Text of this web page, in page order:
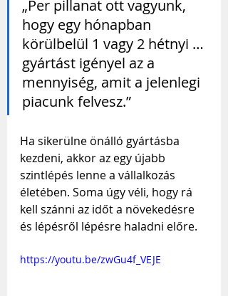
„Per pillanat ott vagyunk,
hogy egy hónapban
körülbelül 1 vagy 2 hétnyi …
gyártást igényel az a
mennyiség, amit a jelenlegi
piacunk felvesz.”
Ha sikerülne önálló gyártásba
kezdeni, akkor az egy újabb
szintlépés lenne a vállalkozás
életében. Soma úgy véli, hogy rá
kell szánni az időt a növekedésre
és lépésről lépésre haladni előre.
https://youtu.be/zwGu4f_VEJE